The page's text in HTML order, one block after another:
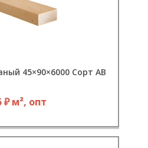
45×90×6000 Сорт АВ
₽ м², опт